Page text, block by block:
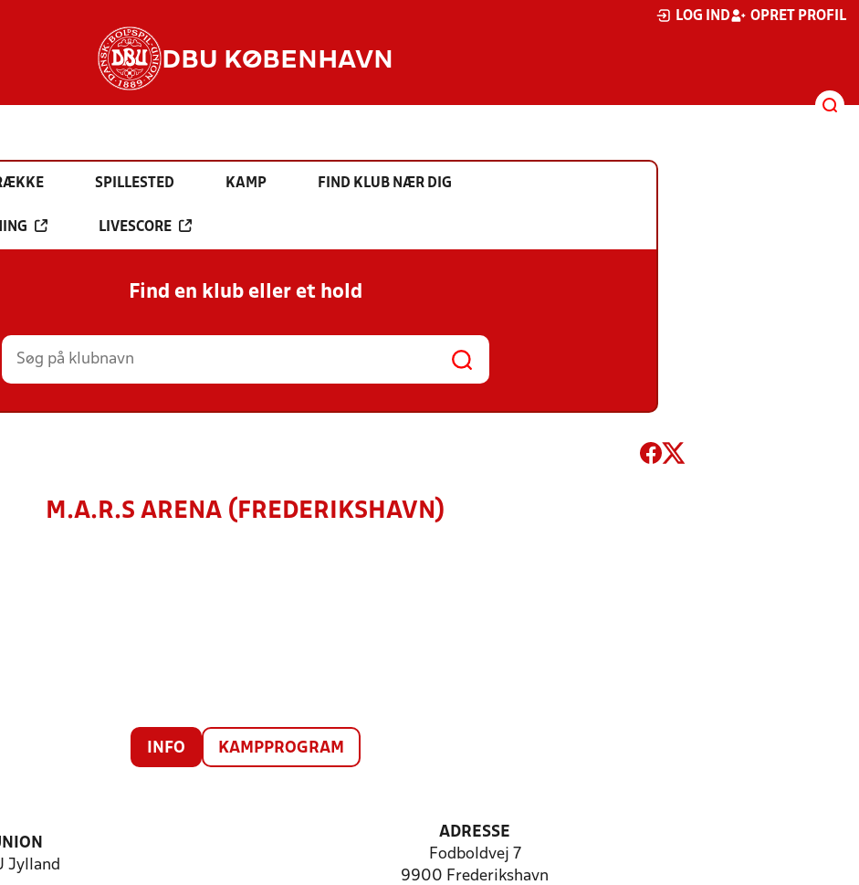
LOG IND OPRET PROFIL
DBU KØBENHAVN
SPILLESTED KAMP FIND KLUB NÆR DIG
LIVESCORE
Find en klub eller et hold
M.A.R.S ARENA (FREDERIKSHAVN)
INFO KAMPPROGRAM
Jylland
ADRESSE
Fodboldvej 7
9900 Frederikshavn